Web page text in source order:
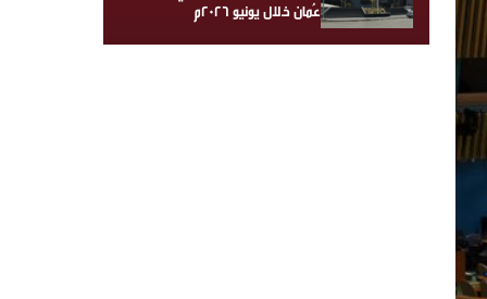
عُمان خلال يونيو 2026م